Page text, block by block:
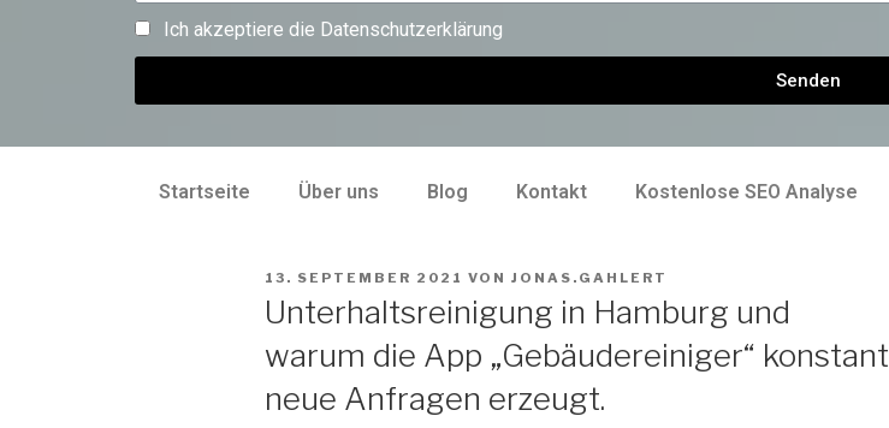
Ich akzeptiere die Datenschutzerklärung
Senden
Startseite Über uns Blog Kontakt Kostenlose SEO Analyse
13. SEPTEMBER 2021 VON JONAS.GAHLERT
Unterhaltsreinigung in Hamburg und
warum die App „Gebäudereiniger“ konstant
neue Anfragen erzeugt.